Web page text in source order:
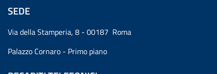
SEDE
Via della Stamperia, 8 - 00187 Roma
Palazzo Cornaro - Primo piano